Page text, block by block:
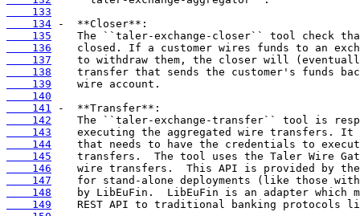
    133
    134
    135
    136
    137
    138
    139
    140
    141
    142
    143
    144
    145
    146
    147
    148
    149